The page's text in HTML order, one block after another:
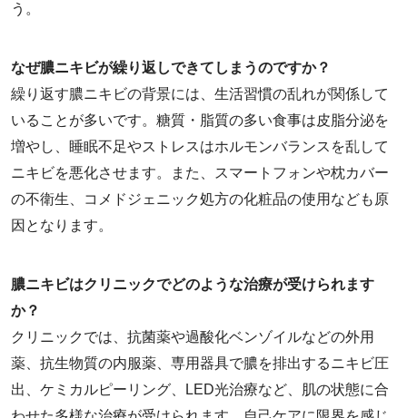
う。
なぜ膿ニキビが繰り返しできてしまうのですか？
繰り返す膿ニキビの背景には、生活習慣の乱れが関係して
いることが多いです。糖質・脂質の多い食事は皮脂分泌を
増やし、睡眠不足やストレスはホルモンバランスを乱して
ニキビを悪化させます。また、スマートフォンや枕カバー
の不衛生、コメドジェニック処方の化粧品の使用なども原
因となります。
膿ニキビはクリニックでどのような治療が受けられます
か？
クリニックでは、抗菌薬や過酸化ベンゾイルなどの外用
薬、抗生物質の内服薬、専用器具で膿を排出するニキビ圧
出、ケミカルピーリング、LED光治療など、肌の状態に合